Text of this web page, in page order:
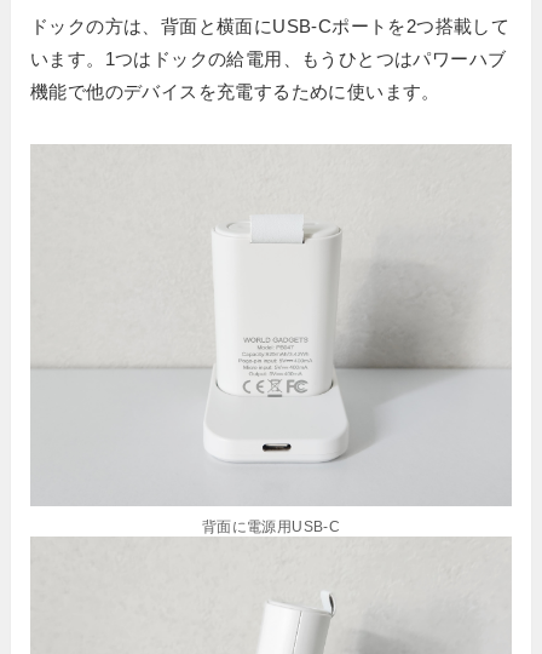
ドックの方は、背面と横面にUSB-Cポートを2つ搭載して
います。1つはドックの給電用、もうひとつはパワーハブ
機能で他のデバイスを充電するために使います。
背面に電源用USB-C